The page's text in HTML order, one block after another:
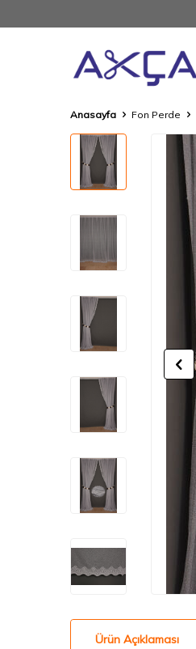
Anasayfa Fon Perde
Ürün Açıklaması